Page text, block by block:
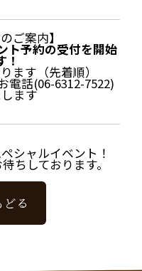
ご案内】
予約の受付を開始
！
ます（先着順）
電話(06-6312-7522)
ます
シャルイベント！
ちしております。
る